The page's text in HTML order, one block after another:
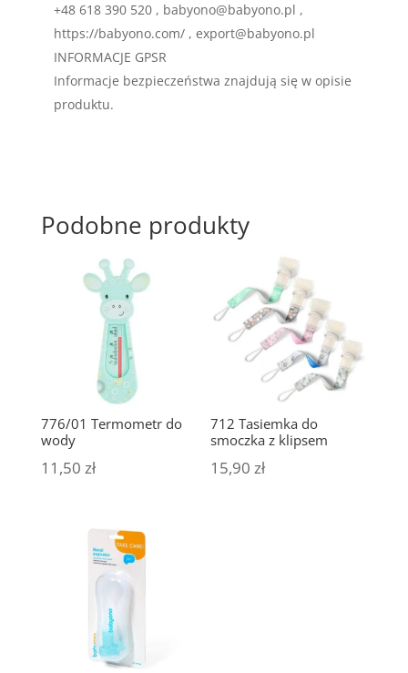
+48 618 390 520 , babyono@babyono.pl ,
https://babyono.com/ , export@babyono.pl
INFORMACJE GPSR
Informacje bezpieczeństwa znajdują się w opisie
produktu.
Podobne produkty
776/01 Termometr do
wody
11,50 zł
712 Tasiemka do
smoczka z klipsem
15,90zł